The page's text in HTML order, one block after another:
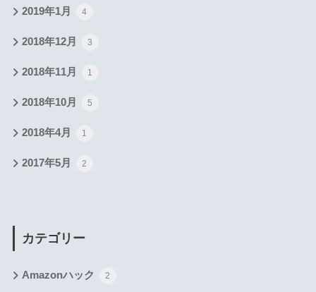
2019年1月 4
2018年12月 3
2018年11月 1
2018年10月 5
2018年4月 1
2017年5月 2
カテゴリー
Amazonハック 2